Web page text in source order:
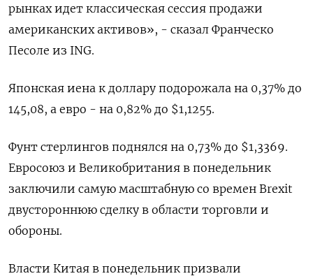
рынках идет классическая сессия продажи
американских активов», - сказал Франческо
Песоле из ING.
Японская иена к доллару подорожала на 0,37%​ до
145,08, а евро - на 0,82% до $1,1255​.
Фунт стерлингов поднялся на 0,73% до $1,3369​.
Евросоюз и Великобритания в понедельник
заключили самую масштабную со времен Brexit
двустороннюю сделку в области торговли и
обороны.
Власти Китая в понедельник призвали